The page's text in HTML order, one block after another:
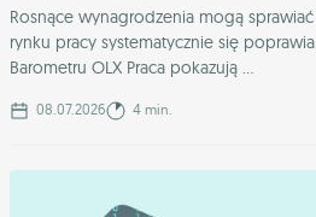
Rosnące wynagrodzenia mogą
rynku pracy systematycznie się
Barometru OLX Praca pokazują ...
08.07.2026 4 min.